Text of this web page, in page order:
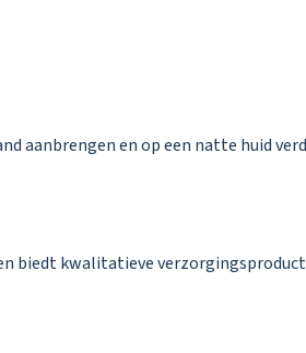
aanbrengen en op een natte huid
biedt kwalitatieve